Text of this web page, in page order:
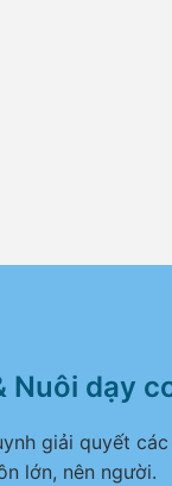
Nuôi dạy
giải quyết
lớn, nên người.